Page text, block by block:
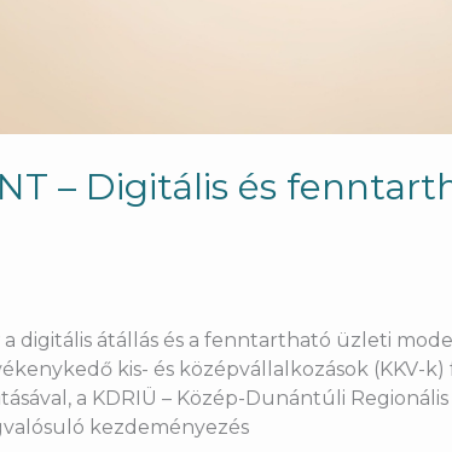
– Digitális és
digitális átállás és a fenntartható üzleti
kis- és középvállalkozások (KKV-
a KDRIÜ – Közép-Dunántúli
kezdeményezés